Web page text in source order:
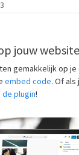
jouw
gemakkelijk op je
embed code. Of als
plugin!